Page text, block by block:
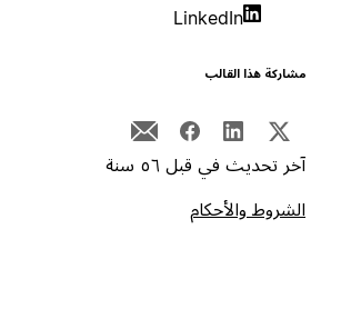
LinkedIn
هذا القالب
تحديث في قبل ٥٦ سنة
والأحكام